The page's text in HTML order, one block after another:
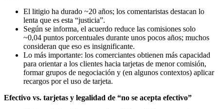
El litigio ha durado ~20 años; los comentaristas destacan lo
lenta que es esta “justicia”.
Según se informa, el acuerdo reduce las comisiones solo
~0,04 puntos porcentuales durante unos pocos años; muchos
consideran que eso es insignificante.
Lo más importante: los comerciantes obtienen más capacidad
para orientar a los clientes hacia tarjetas de menor comisión,
formar grupos de negociación y (en algunos contextos) aplicar
recargos por el uso de tarjeta.
Efectivo vs. tarjetas y legalidad de “no se acepta efectivo”